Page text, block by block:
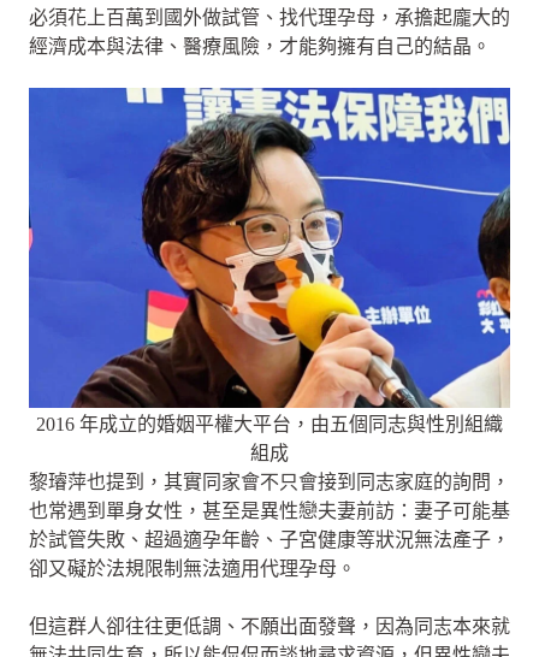
必須花上百萬到國外做試管、找代理孕母，承擔起龐大的
經濟成本與法律、醫療風險，才能夠擁有自己的結晶。
2016 年成立的婚姻平權大平台，由五個同志與性別組織
組成
黎璿萍也提到，其實同家會不只會接到同志家庭的詢問，
也常遇到單身女性，甚至是異性戀夫妻前訪：妻子可能基
於試管失敗、超過適孕年齡、子宮健康等狀況無法產子，
卻又礙於法規限制無法適用代理孕母。
但這群人卻往往更低調、不願出面發聲，因為同志本來就